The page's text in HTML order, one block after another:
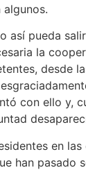
algunos.
así pueda
la
desde
con ello y,
en las
han pasado